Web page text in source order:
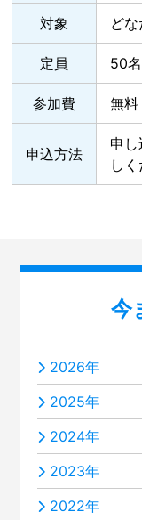
対象 ど
定員 50
参加費 無料
申込方法
申
しく
今
2026年
2025年
2024年
2023年
2022年